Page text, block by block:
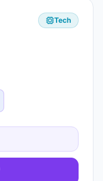
Tech